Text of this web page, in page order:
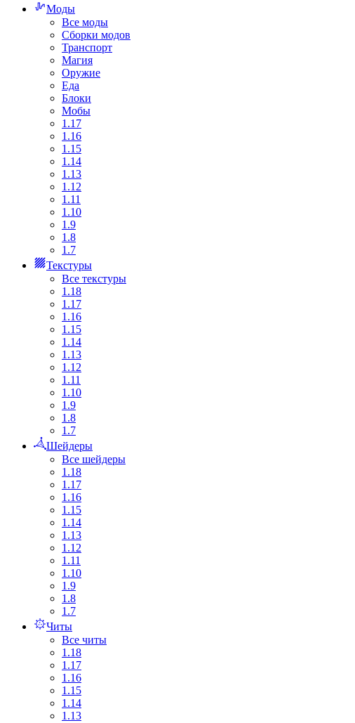
Моды
Все моды
Сборки модов
Транспорт
Магия
Оружие
Еда
Блоки
Мобы
1.17
1.16
1.15
1.14
1.13
1.12
1.11
1.10
1.9
1.8
1.7
Текстуры
Все текстуры
1.18
1.17
1.16
1.15
1.14
1.13
1.12
1.11
1.10
1.9
1.8
1.7
Шейдеры
Все шейдеры
1.18
1.17
1.16
1.15
1.14
1.13
1.12
1.11
1.10
1.9
1.8
1.7
Читы
Все читы
1.18
1.17
1.16
1.15
1.14
1.13